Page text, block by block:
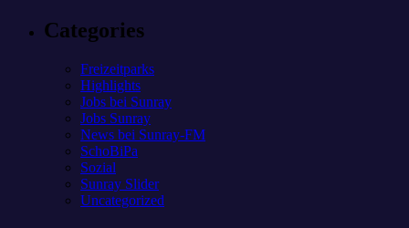
Categories
Freizeitparks
Highlights
Jobs bei Sunray
Jobs Sunray
News bei Sunray-FM
SchoBiPa
Sozial
Sunray Slider
Uncategorized